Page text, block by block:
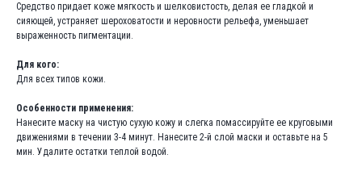
Средство придает коже мягкость и шелковистость, делая ее гладкой и
сияющей, устраняет шероховатости и неровности рельефа, уменьшает
выраженность пигментации.
Для кого:
Для всех типов кожи.
Особенности применения:
Нанесите маску на чистую сухую кожу и слегка помассируйте ее круговыми
движениями в течении 3-4 минут. Нанесите 2-й слой маски и оставьте на 5
мин. Удалите остатки теплой водой.